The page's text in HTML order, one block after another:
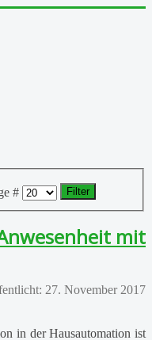
# Filter
mit
27. November 2017
in der Hausautomation ist